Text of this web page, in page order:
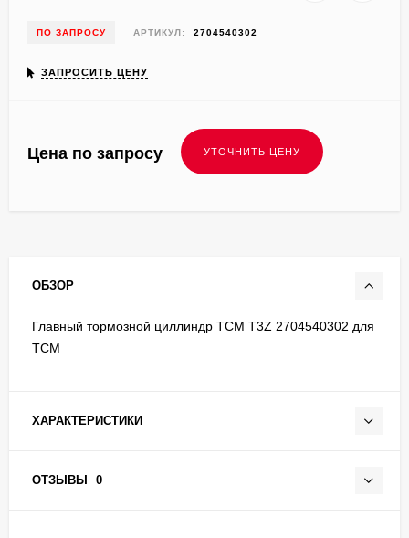
ПО ЗАПРОСУ АРТИКУЛ: 2704540302
ЗАПРОСИТЬ ЦЕНУ
Цена по запросу
ОБЗОР
Главный тормозной циллиндр TCM T3Z 2704540302 для
TCM
ХАРАКТЕРИСТИКИ
ОТЗЫВЫ 0